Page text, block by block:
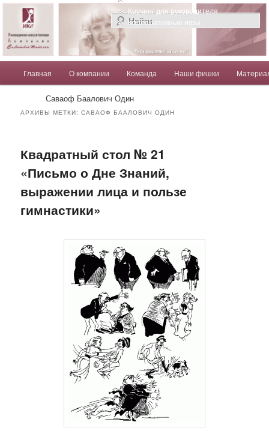
Солдатова Татьяна
Компания Солдатовой Татьяны
Главное менюПерейти к основному содержимому
Перейти к дополнительному содержимому
Главная О компании Команда Наши фишки
Коучинг для руководителя
Корпоративные игры
Саваоф Баалович Один
АРХИВЫ МЕТКИ:САВАОФ БААЛОВИЧ ОДИН
Квадратный стол № 21
«Письмо о Дне Знаний,
выражении лица и пользе
гимнастики»